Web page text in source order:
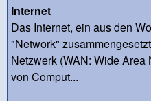
Internet
Das Internet, ein aus den
"Network"
Netzwerk (WAN: Wide
von Comput...